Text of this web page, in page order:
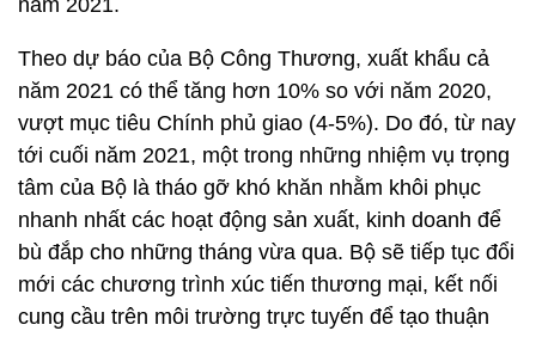
nhanh nhất các hoạt động sản xuất, kinh doanh để
bù đắp cho những tháng vừa qua. Bộ sẽ tiếp tục đổi
mới các chương trình xúc tiến thương mại, kết nối
cung cầu trên môi trường trực tuyến để tạo thuận
lợi cho hoạt động xuất khẩu
Đồng thời tận dụng sự phục hồi của thị trường Hoa
Kỳ và châu Âu để đẩy mạnh xuất khẩu các mặt
hàng có thế mạnh như dệt may, da giày, điện tử, đồ